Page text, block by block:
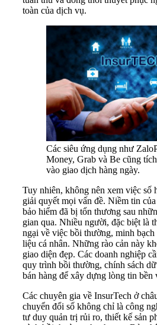
toàn của dịch vụ.
Các siêu ứng dụng như
Money, Grab và Be cũng
vào giao dịch hàng ngày.
Tuy nhiên, không nên xem việc số
giải quyết mọi vấn đề. Niềm tin
bảo hiểm đã bị tổn thương sau
gian qua. Nhiều người, đặc biệt là
ngại về việc bồi thường, minh
liệu cá nhân. Những rào cản này
giao diện đẹp. Các doanh nghiệp
quy trình bồi thường, chính sách
bán hàng để xây dựng lòng tin bền
Các chuyên gia về InsurTech ở
chuyển đổi số không chỉ là công
tư duy quản trị rủi ro, thiết kế sản